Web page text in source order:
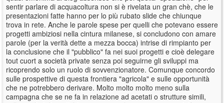
sentir parlare di acquacoltura non si è rivelata un gran chè, che le
presentazioni fatte hanno per lo più rubato slide che chiunque
trova in rete. Anche le parole spese per quelli che potevano essere
progetti ambiziosi nella cintura milanese, si concludono con amare
parole (per la verità dette a mezza bocca) intrise di rimpianto per
la conclusione che il "pubblico" fa nei suoi progetti e cioè delegare
tout cuort a società private senza poi seguirne gli sviluppi ma
ricoprendo solo un ruolo di sovvenzionatore. Comunque concordo
sulle prospettive di questa frontiera "agricola" e sulle opportunità
che ne potrebbero derivare. Molto molto molto meno sulla
campagna che se ne fa in relazione ad acetati o strutture simili,